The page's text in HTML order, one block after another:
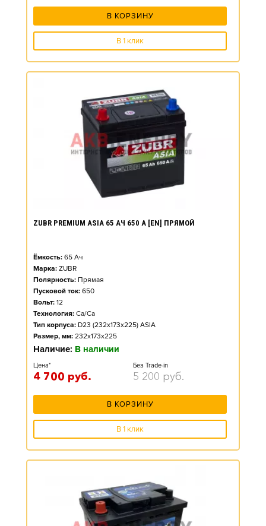
В КОРЗИНУ
В 1 клик
ZUBR PREMIUM ASIA 65 АЧ 650 А [EN] ПРЯМОЙ
Ёмкость: 65 Ач
Марка: ZUBR
Полярность: Прямая
Пусковой ток: 650
Вольт: 12
Технология: Ca/Ca
Тип корпуса: D23 (232x173x225) ASIA
Размер, мм: 232x173x225
Наличие: В наличии
Цена*
4 700 руб.
Без Trade-in
5 200 руб.
В КОРЗИНУ
В 1 клик